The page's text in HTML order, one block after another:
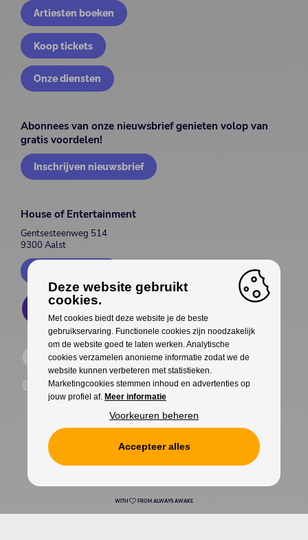
Artiesten boeken
Koop tickets
Onze diensten
Abonnees van onze nieuwsbrief genieten volop van
gratis voordelen!
Inschrijven nieuwsbrief
House of Entertainment
Gentsesteenweg 514
9300 Aalst
Cookies Privacy
WITH FROM ALWAYS AWAKE
Deze website gebruikt
cookies.
Met cookies biedt deze website je de beste
gebruikservaring. Functionele cookies zijn noodzakelijk
om de website goed te laten werken. Analytische
cookies verzamelen anonieme informatie zodat we de
website kunnen verbeteren met statistieken.
Marketingcookies stemmen inhoud en advertenties op
jouw profiel af. Meer informatie
Voorkeuren beheren
Accepteer alles